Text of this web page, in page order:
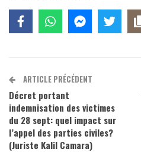
ARTICLE PRÉCÉDENT
Décret portant
indemnisation des victimes
du 28 sept: quel impact sur
l’appel des parties civiles?
(Juriste Kalil Camara)